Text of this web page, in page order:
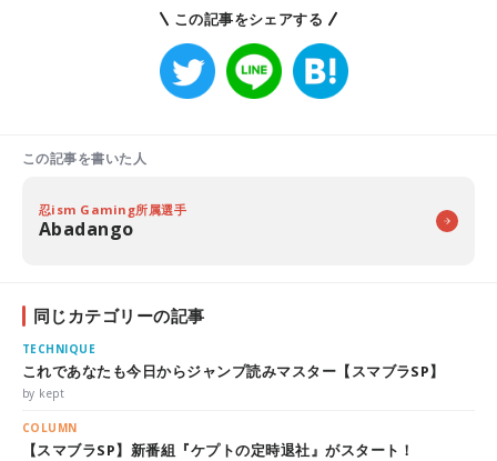
この記事をシェアする
この記事を書いた人
忍ism Gaming所属選手
Abadango
同じカテゴリーの記事
TECHNIQUE
これであなたも今日からジャンプ読みマスター【スマブラSP】
by kept
COLUMN
【スマブラSP】新番組『ケプトの定時退社』がスタート！